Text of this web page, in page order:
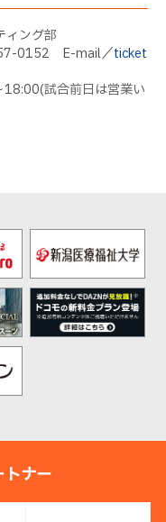
ィング部
0152 E-mail／ticket
試合前日は営業い
ナー